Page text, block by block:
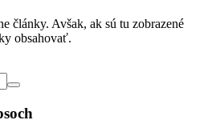
články. Avšak, ak sú tu zobrazené
obsahovať.